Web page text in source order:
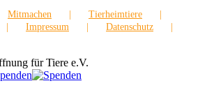
Mitmachen
Tierheimtiere
Impressum
Datenschutz
für Tiere e.V.